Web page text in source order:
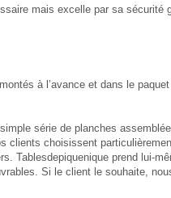
mais excelle par sa sécurité
à l’avance et dans le
série de planches
choisissent
Tablesdepiquenique prend lui-
Si le client le souhaite,